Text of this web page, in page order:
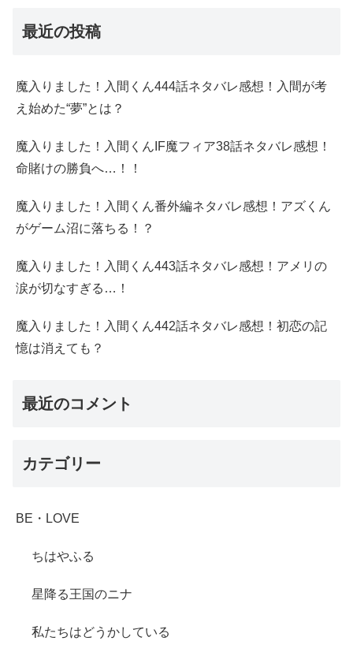
最近の投稿
魔入りました！入間くん444話ネタバレ感想！入間が考
え始めた“夢”とは？
魔入りました！入間くんIF魔フィア38話ネタバレ感想！
命賭けの勝負へ…！！
魔入りました！入間くん番外編ネタバレ感想！アズくん
がゲーム沼に落ちる！？
魔入りました！入間くん443話ネタバレ感想！アメリの
涙が切なすぎる…！
魔入りました！入間くん442話ネタバレ感想！初恋の記
憶は消えても？
最近のコメント
カテゴリー
BE・LOVE
ちはやふる
星降る王国のニナ
私たちはどうかしている